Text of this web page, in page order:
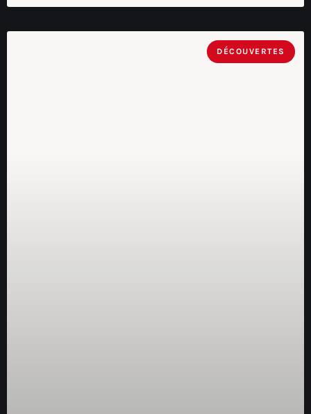
DÉCOUVERTES